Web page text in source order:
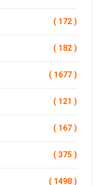
( 172 )
( 182 )
( 1677 )
( 121 )
( 167 )
( 375 )
( 1498 )